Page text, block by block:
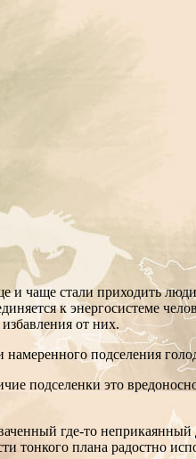
и чаще стали приходить
к энергосистеме
от них.
намеренного подселения
подселенки это
где-то неприкаянный
тонкого плана радостно